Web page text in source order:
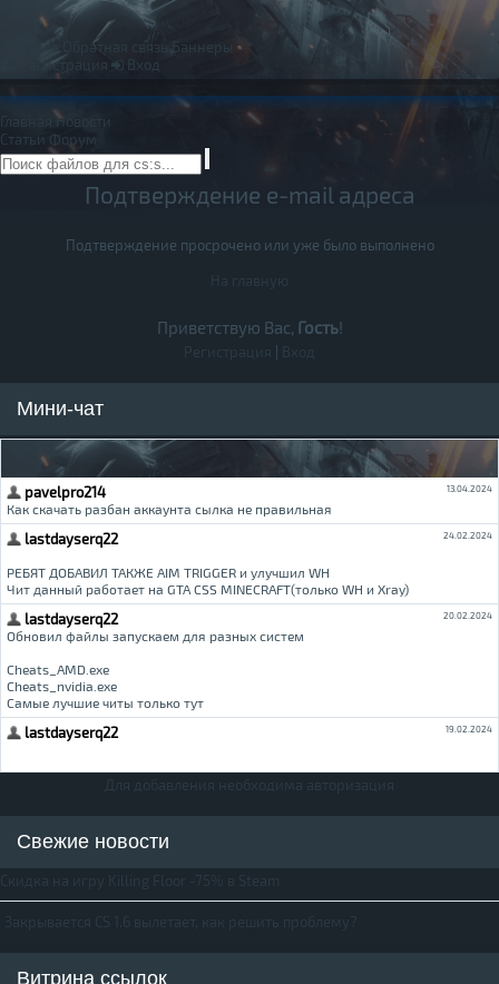
Обратная связь
Баннеры
Регистрация
Вход
Главная
Новости
Статьи Форум
Подтверждение e-mail адреса
Подтверждение просрочено или уже было выполнено
Приветствую Вас, Гость!
Мини-чат
Свежие новости
Витрина ссылок